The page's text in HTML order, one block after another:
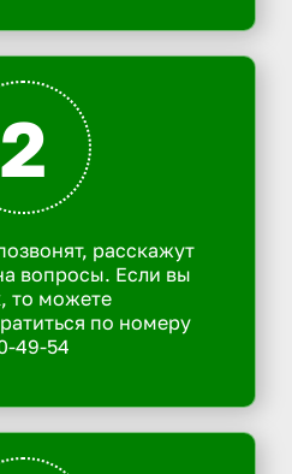
2
расскажут
вопросы. Если вы
то можете
по номеру
49-54